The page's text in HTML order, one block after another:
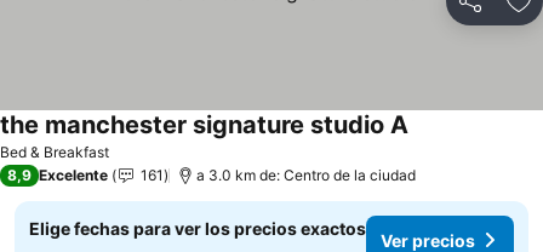
Compartir
Bed & Breakfast
the manchester signature studio A
8,9 Excelente 161 a 3.0 km de: Centro de la ciudad
Elige fechas para ver los precios exactos
Ver precios